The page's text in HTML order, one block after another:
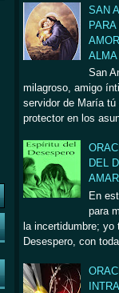
SAN
PARA
San
milagroso, amigo
servidor de María
protector en los
DEL
En
para
la incertidumbre;
Desespero, con